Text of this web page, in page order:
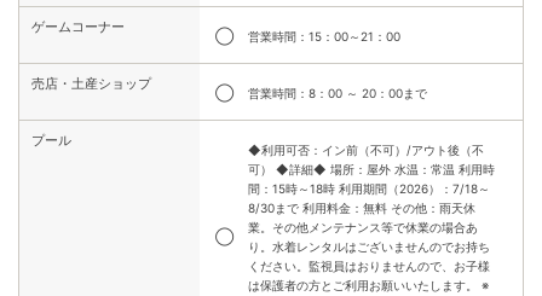
ゲームコーナー
◯ 営業時間：15：00～21：00
売店・土産ショップ
◯ 営業時間：8：00 ～ 20：00まで
プール
◯
◆利用可否：イン前（不可）/アウト後（不
可） ◆詳細◆ 場所：屋外 水温：常温 利用時
間：15時～18時 利用期間（2026）：7/18～
8/30まで 利用料金：無料 その他：雨天休
業。その他メンテナンス等で休業の場合あ
り。水着レンタルはございませんのでお持ち
ください。監視員はおりませんので、お子様
は保護者の方とご利用お願いいたします。 ※